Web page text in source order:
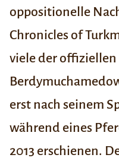
oppositionelle
Chronicles of
viele der
erst nach seinem
während eines
2013 erschienen.